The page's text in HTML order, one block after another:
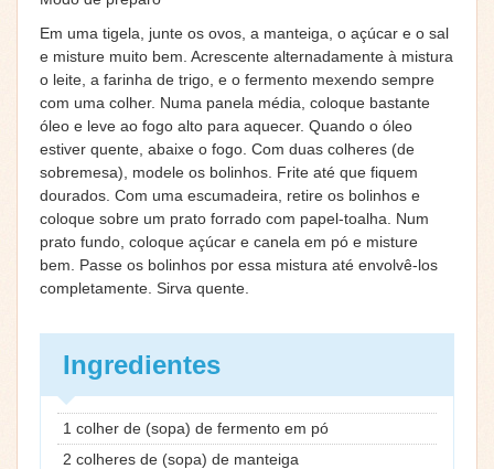
Em uma tigela, junte os ovos, a manteiga, o açúcar e o sal
e misture muito bem. Acrescente alternadamente à mistura
o leite, a farinha de trigo, e o fermento mexendo sempre
com uma colher. Numa panela média, coloque bastante
óleo e leve ao fogo alto para aquecer. Quando o óleo
estiver quente, abaixe o fogo. Com duas colheres (de
sobremesa), modele os bolinhos. Frite até que fiquem
dourados. Com uma escumadeira, retire os bolinhos e
coloque sobre um prato forrado com papel-toalha. Num
prato fundo, coloque açúcar e canela em pó e misture
bem. Passe os bolinhos por essa mistura até envolvê-los
completamente. Sirva quente.
Ingredientes
1 colher de (sopa) de fermento em pó
2 colheres de (sopa) de manteiga